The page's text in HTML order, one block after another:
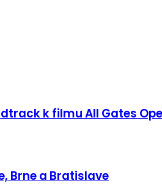
k filmu All Gates
Brne a Bratislave